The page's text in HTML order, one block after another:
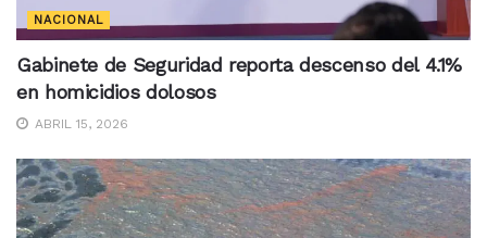
NACIONAL
Gabinete de Seguridad reporta descenso del 4.1%
en homicidios dolosos
ABRIL 15, 2026